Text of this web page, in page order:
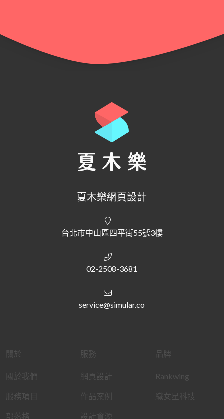
夏木樂網頁設計
台北市中山區四平街55號3樓
02-2508-3681
service@simular.co
關於
關於我們
服務項目
部落格
服務
網頁設計
作品案例
設計資源
品牌
Rankwing
織女星科技